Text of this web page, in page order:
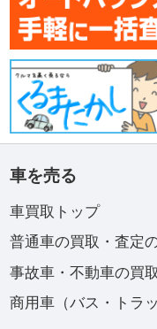
車を売る
車買取トップ
普通車の買取・査定
事故車・不動車の買
商用車（バス・トラ